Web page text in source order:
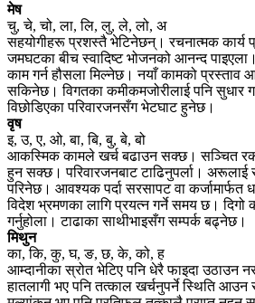
मेष
चु, चे, चो, ला, लि, लु, ले, लो, अ
सहयोगीहरू प्रशस्तै भेटिनेछन्। रचनात्मक कार्य
जमघटका बीच स्वादिष्ट भोजनको आनन्द
काम गर्न हौसला मिल्नेछ। नयाँ कामको
सकिनेछ। विगतका कमीकमजोरीलाई पनि सुधार
विछोडिएका परिवारजनसँग भेटघाट हुनेछ।
वृष
इ, उ, ए, ओ, बा, बि, बु, बे, बो
आकस्मिक कामले खर्च बढाउन सक्छ। सञ्चित
हुन सक्छ। परिवारजनबाट टाढिनुपर्ला।
परिनेछ। आवश्यक पर्दा सरसापट वा
विदेश भ्रमणका लागि प्रयत्न गर्ने समय छ। दिगो
गर्नुहोला। टाढाका साथीभाइसँग सम्पर्क बढ्नेछ।
मिथुन
का, कि, कु, घ, ङ, छ, के, को, ह
आम्दानीका स्रोत भेटिए पनि धेरै फाइदा उठाउन
हातलागी भए पनि तत्काल खर्चनुपर्ने स्थिति